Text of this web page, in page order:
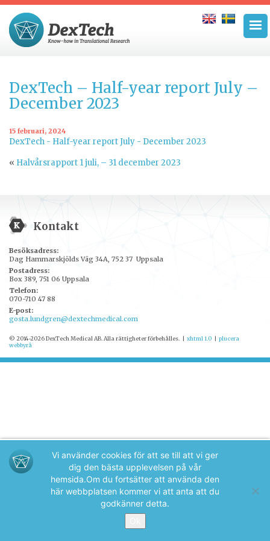
DexTech – Half-year report July –
December 2023
15 februari, 2024
DexTech - Half-year report July - December 2023
« Halvårsrapport 1 juli, – 31 december 2023
Kontakt
Besöksadress:
Dag Hammarskjölds Väg 34A, 752 37 Uppsala
Postadress:
Box 389, 751 06 Uppsala
Telefon:
070-710 47 88
E-post:
gosta.lundgren@dextechmedical.com
© 2014-2026 DexTech Medical AB. Alla rättigheter förbehålles. | xhtml 1.0 | plucera
webbyrå
Vi använder cookies för att se till att vi ger
dig den bästa upplevelsen på vår
hemsida.Om du fortsätter att använda den
här webbplatsen kommer vi att anta att du
godkänner detta.